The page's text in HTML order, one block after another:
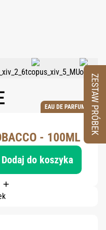
EAU DE PARFUM
- 100ML
Dodaj do koszyka
ZESTAW PRÓBEK